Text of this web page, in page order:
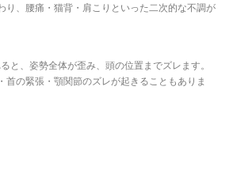
り、腰痛・猫背・肩こりといった二次的な不調が
と、姿勢全体が歪み、頭の位置までズレます。
の緊張・顎関節のズレが起きることもありま